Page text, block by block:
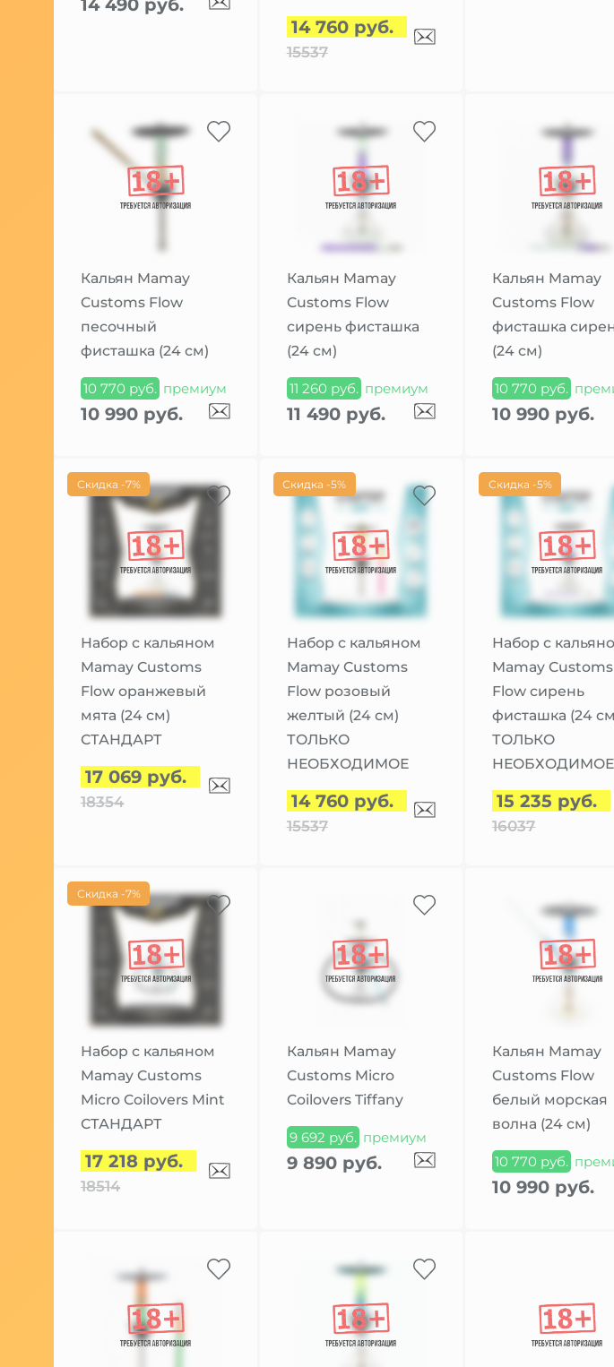
14 490 руб.
14 760 руб.
15537
Кальян Mamay
Customs Flow
песочный
фисташка (24 см)
10 770 руб. премиум
10 990 руб.
Кальян Mamay
Customs Flow
сирень фисташка
(24 см)
11 260 руб. премиум
11 490 руб.
Кальян Mamay
Customs Flow
фисташка
(24 см)
10 770 руб.
10 990 руб.
Скидка -7%
Набор с кальяном
Mamay Customs
Flow оранжевый
мята (24 см)
СТАНДАРТ
17 069 руб.
18354
Скидка -5%
Набор с кальяном
Mamay Customs
Flow розовый
желтый (24 см)
ТОЛЬКО
НЕОБХОДИМОЕ
14 760 руб.
15537
Скидка -5%
Набор с
Mamay Customs
Flow сирень
фисташка (24
ТОЛЬКО
НЕОБХОДИМОЕ
15 235 руб.
16037
Скидка -7%
Набор с кальяном
Mamay Customs
Micro Coilovers Mint
СТАНДАРТ
17 218 руб.
18514
Кальян Mamay
Customs Micro
Coilovers Tiffany
9 692 руб. премиум
9 890 руб.
Кальян Mamay
Customs Flow
белый морская
волна (24 см)
10 770 руб.
10 990 руб.